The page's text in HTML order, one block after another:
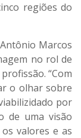
regiões do
Marcos
no rol de
“Com
o olhar sobre
por
de uma visão
valores e as